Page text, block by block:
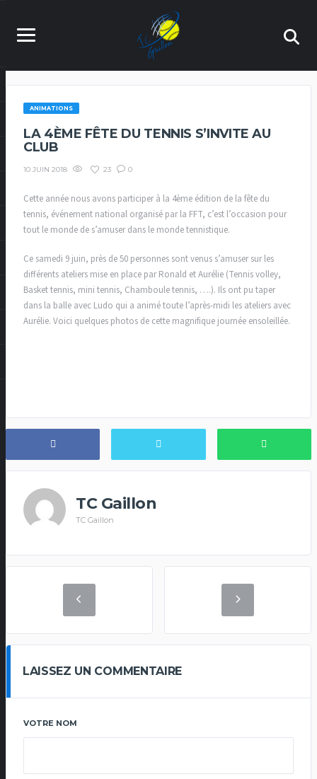
ANIMATIONS
LA 4ÈME FÊTE DU TENNIS S’INVITE AU
CLUB
10 JUIN 2018 23 0
Cette année nous avons participer à la 4ème édition de la fête du
tennis, événement national organisé par la FFT, c’est l’occasion pour
tout le monde de s’amuser dans le monde tennistique.
Ce samedi 9 juin, près de 50 personnes sont venus s’amuser sur les
différents ateliers mise en place par Ronald et Aurélie (Tennis volley,
Basket tennis, mini tennis, Chamboule tennis, ….). Ils ont pu taper
dans la balle avec Ludo qui a animé toute l’après-midi les ateliers avec
Aurélie. Voici quelques photos de cette magnifique journée ensoleillée.
TC Gaillon
TC Gaillon
LAISSEZ UN COMMENTAIRE
VOTRE NOM